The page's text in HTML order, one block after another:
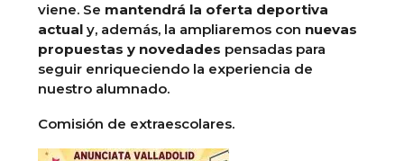
viene. Se mantendrá la oferta deportiva
actual y, además, la ampliaremos con nuevas
propuestas y novedades pensadas para
seguir enriqueciendo la experiencia de
nuestro alumnado.
Comisión de extraescolares.